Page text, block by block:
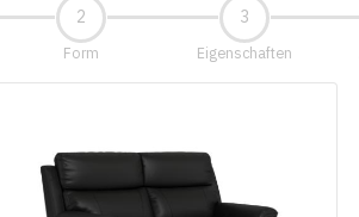
Form Eigenschaften